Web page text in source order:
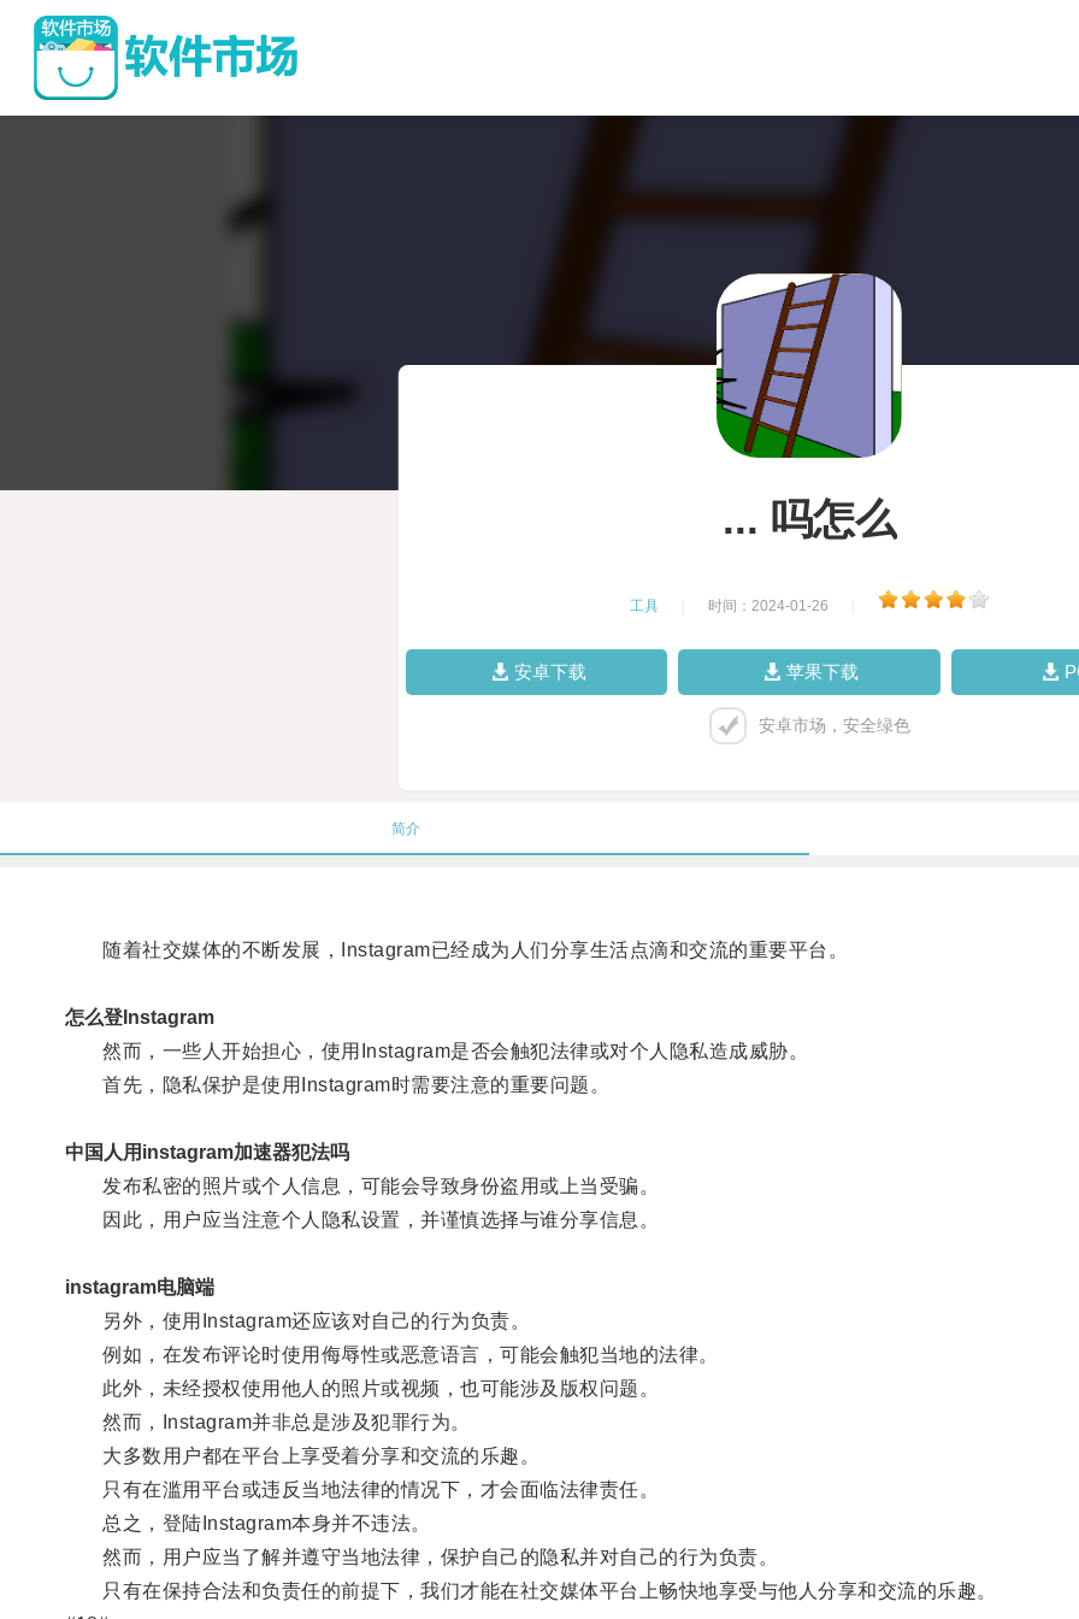
... 吗怎么
工具 时间：2024-01-26
安卓下载 苹果下载
安卓市场，安全绿色
简介
随着社交媒体的不断发展，Instagram已经成为人们分享生活点滴和交流的重要平台。
怎么登Instagram
然而，一些人开始担心，使用Instagram是否会触犯法律或对个人隐私造成威胁。
首先，隐私保护是使用Instagram时需要注意的重要问题。
中国人用instagram加速器犯法吗
发布私密的照片或个人信息，可能会导致身份盗用或上当受骗。
因此，用户应当注意个人隐私设置，并谨慎选择与谁分享信息。
instagram电脑端
另外，使用Instagram还应该对自己的行为负责。
例如，在发布评论时使用侮辱性或恶意语言，可能会触犯当地的法律。
此外，未经授权使用他人的照片或视频，也可能涉及版权问题。
然而，Instagram并非总是涉及犯罪行为。
大多数用户都在平台上享受着分享和交流的乐趣。
只有在滥用平台或违反当地法律的情况下，才会面临法律责任。
总之，登陆Instagram本身并不违法。
然而，用户应当了解并遵守当地法律，保护自己的隐私并对自己的行为负责。
只有在保持合法和负责任的前提下，我们才能在社交媒体平台上畅快地享受与他人分享和交流的乐趣。